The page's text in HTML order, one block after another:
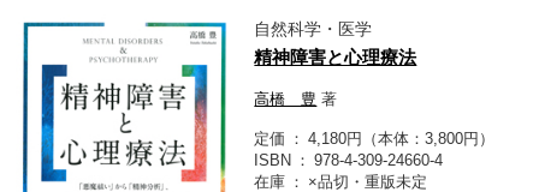
自然科学・医学
精神障害と心理療法
高橋 豊 著
定価
4,180円（本体：3,800円）
ISBN
978-4-309-24660-4
在庫
×品切・重版未定